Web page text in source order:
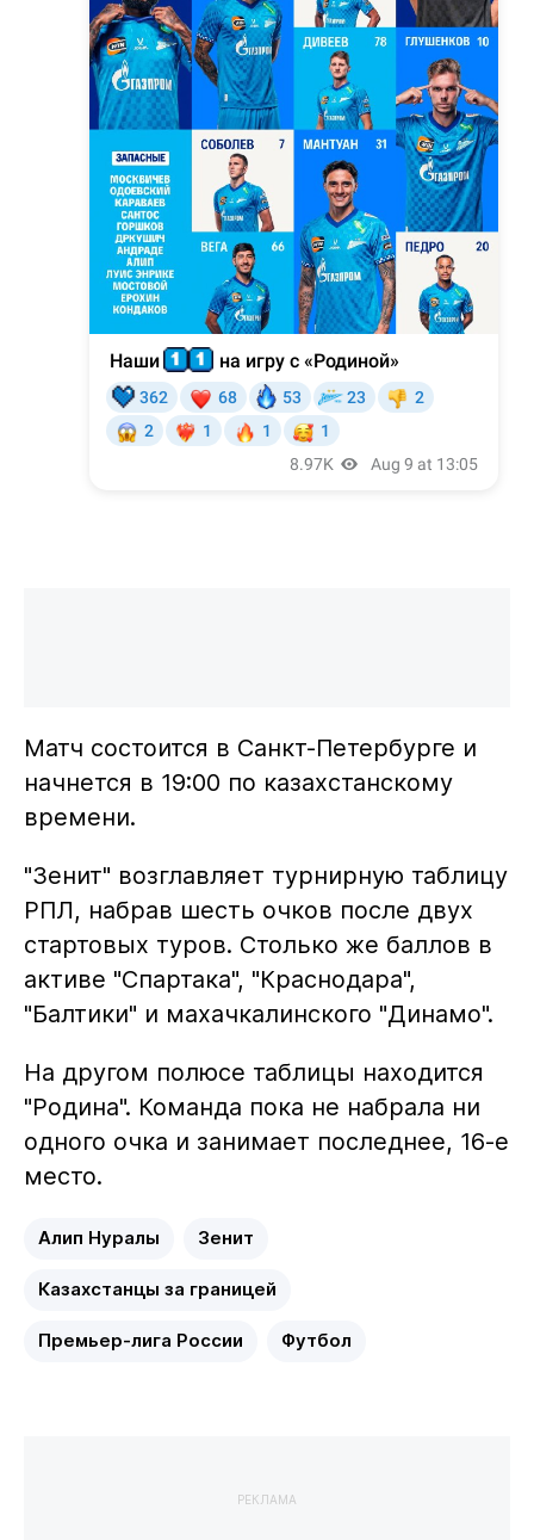
Матч состоится в Санкт-Петербурге и
начнется в 19:00 по казахстанскому
времени.
"Зенит" возглавляет турнирную таблицу
РПЛ, набрав шесть очков после двух
стартовых туров. Столько же баллов в
активе "Спартака", "Краснодара",
"Балтики" и махачкалинского "Динамо".
На другом полюсе таблицы находится
"Родина". Команда пока не набрала ни
одного очка и занимает последнее, 16-е
место.
Алип Нуралы Зенит
Казахстанцы за границей
Премьер-лига России Футбол
РЕКЛАМА